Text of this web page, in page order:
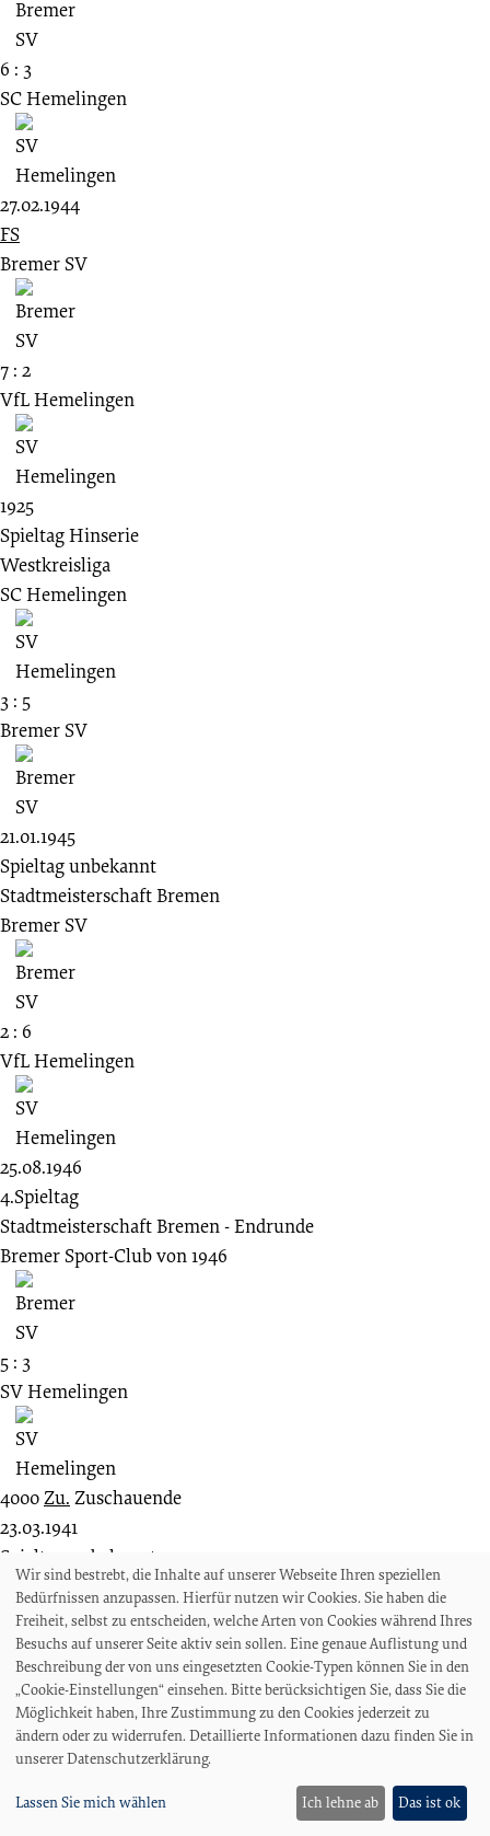
6 : 3
SC Hemelingen
27.02.1944
FS
Bremer SV
7 : 2
VfL Hemelingen
1925
Spieltag Hinserie
Westkreisliga
SC Hemelingen
3 : 5
Bremer SV
21.01.1945
Spieltag unbekannt
Stadtmeisterschaft Bremen
Bremer SV
2 : 6
VfL Hemelingen
25.08.1946
4.Spieltag
Stadtmeisterschaft Bremen - Endrunde
Bremer Sport-Club von 1946
5 : 3
SV Hemelingen
4000 Zu. Zuschauende
23.03.1941
Spieltag unbekannt
Bezirksklasse Bremen
Bremer SV
6 : 2
VfL Hemelingen
Wir sind bestrebt, die Inhalte auf unserer Webseite Ihren speziellen
Bedürfnissen anzupassen. Hierfür nutzen wir Cookies. Sie haben die
Freiheit, selbst zu entscheiden, welche Arten von Cookies während Ihres
Besuchs auf unserer Seite aktiv sein sollen. Eine genaue Auflistung und
Beschreibung der von uns eingesetzten Cookie-Typen können Sie in den
„Cookie-Einstellungen“ einsehen. Bitte berücksichtigen Sie, dass Sie die
Möglichkeit haben, Ihre Zustimmung zu den Cookies jederzeit zu
ändern oder zu widerrufen. Detaillierte Informationen dazu finden Sie in
unserer Datenschutzerklärung.
Lassen Sie mich wählen Ich lehne ab Das ist ok